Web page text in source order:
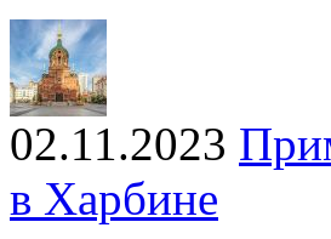
02.11.2023
в Харбине